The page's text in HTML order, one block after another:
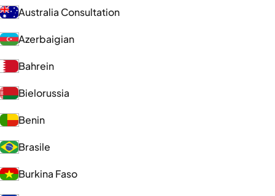
Australia Consultation
Azerbaigian
Bahrein
Bielorussia
Benin
Brasile
Burkina Faso